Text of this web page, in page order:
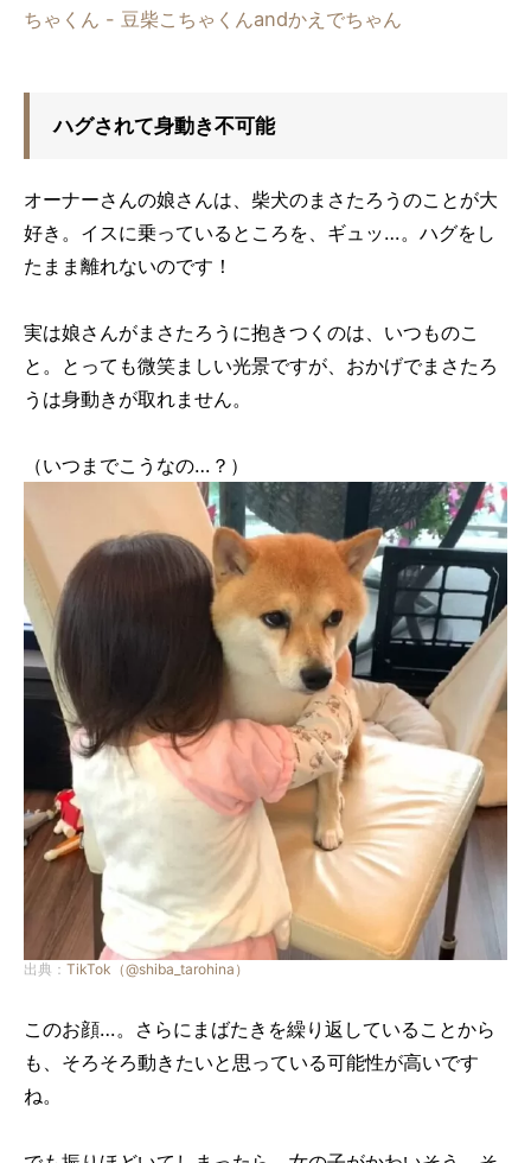
ちゃくん - 豆柴こちゃくんandかえでちゃん
ハグされて身動き不可能
オーナーさんの娘さんは、柴犬のまさたろうのことが大
好き。イスに乗っているところを、ギュッ…。ハグをし
たまま離れないのです！
実は娘さんがまさたろうに抱きつくのは、いつものこ
と。とっても微笑ましい光景ですが、おかげでまさたろ
うは身動きが取れません。
（いつまでこうなの…？）
出典： TikTok（@shiba_tarohina）
このお顔…。さらにまばたきを繰り返していることから
も、そろそろ動きたいと思っている可能性が高いです
ね。